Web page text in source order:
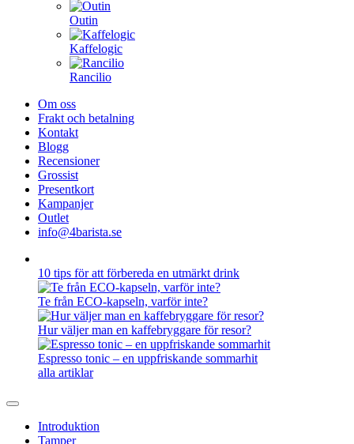
Outin
Kaffelogic
Rancilio
Om oss
Frakt och betalning
Kontakt
Blogg
Recensioner
Grossist
Presentkort
Kampanjer
Outlet
info@4barista.se
10 tips för att förbereda en utmärkt drink
Te från ECO-kapseln, varför inte?
Hur väljer man en kaffebryggare för resor?
Espresso tonic – en uppfriskande sommarhit
alla artiklar
Introduktion
Tamper